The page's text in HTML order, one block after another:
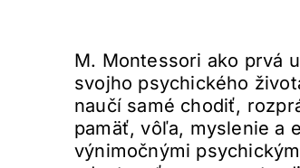
M. Montessori ako prvá
svojho psychického
naučí samé chodiť,
pamäť, vôľa, myslenie a
výnimočnými